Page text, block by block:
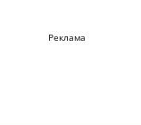
Реклама